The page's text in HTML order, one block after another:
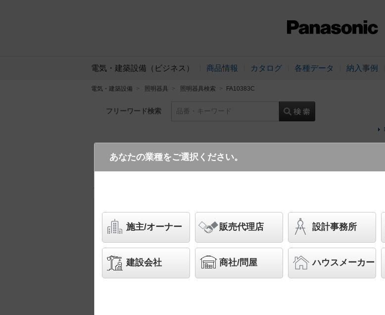
電気・建築設備（ビジネス） 商品情報 カタログ 各種データ 納入事例
電気・建築設備 照明器具 照明器具検索 FA10383C
フリーワード検索 品番・キーワード
FA10383C LE1 (通路用片面型・左方向・表示板別売り)
床埋込型 LED 誘導灯 片面
雨型・リモコン自己点検機能
◆工場在庫品
◆組み合わせ希望小売価格 228,100円
【本体】FA10383C LE1 226,000円
あなたの業種をご選択ください。
施主/オーナー 販売代理店 設計事務所
建設会社 商社/問屋 ハウスメーカー